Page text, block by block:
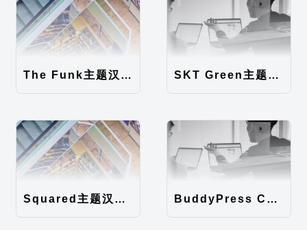
The Funk主题汉化包 SKT Green主题汉化包
Squared主题汉化包 BuddyPress Colours主题汉化包